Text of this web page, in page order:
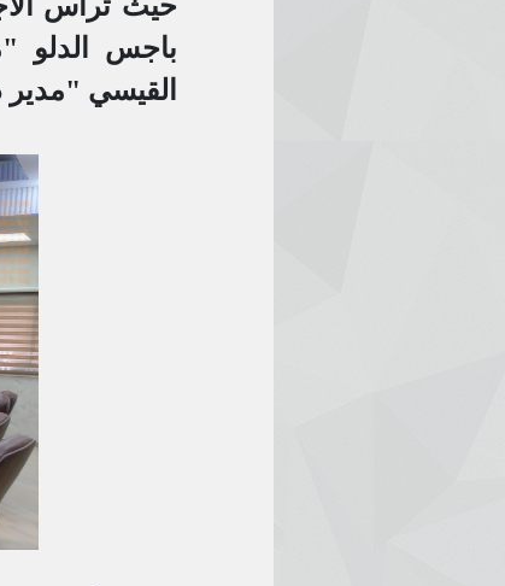
باجس الدلو
القيسي "مدير